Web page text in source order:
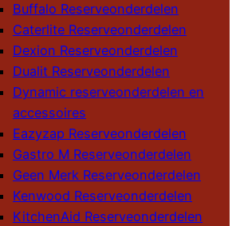
Buffalo Reserveonderdelen
Caterlite Reserveonderdelen
Dexion Reserveonderdelen
Dualit Reserveonderdelen
Dynamic reserveonderdelen en
accessoires
Eazyzap Reserveonderdelen
Gastro M Reserveonderdelen
Geen Merk Reserveonderdelen
Kenwood Reserveonderdelen
KitchenAid Reserveonderdelen